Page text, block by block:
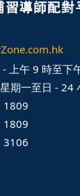
上午 9 時至下
期一至日 - 24
1809
1809
3106